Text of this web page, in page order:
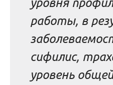
работы, в
сифилис,
уровень